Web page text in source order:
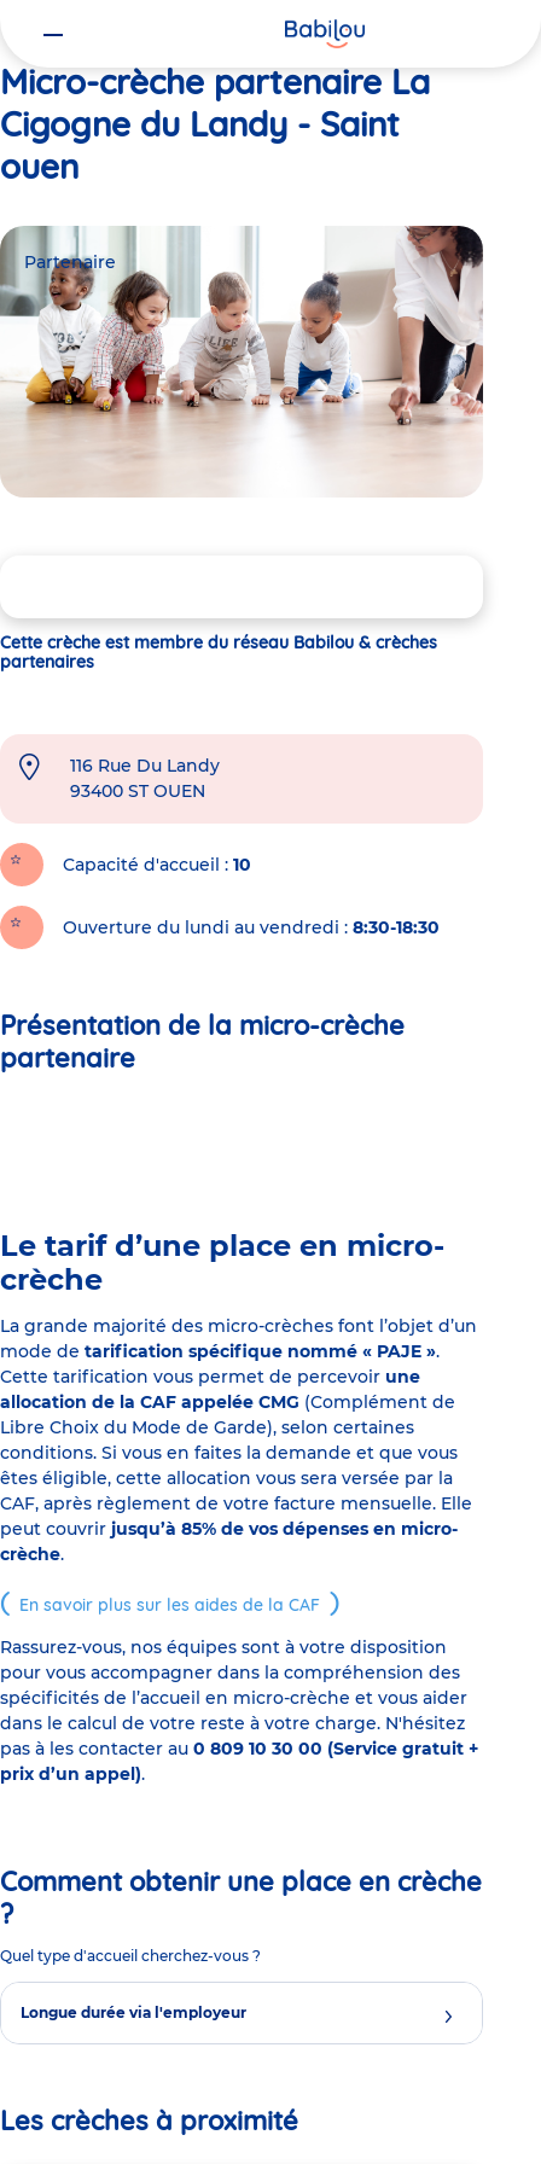
Micro-crèche partenaire La
Cigogne du Landy - Saint
ouen
Partenaire
Cette crèche est membre du réseau Babilou & crèches
partenaires
116 Rue Du Landy
93400 ST OUEN
Capacité d'accueil 10
Ouverture du lundi au vendredi : 8:30-18:30
Présentation de la micro-crèche
partenaire
Le tarif d’une place en micro-
crèche
La grande majorité des micro-crèches font l’objet d’un
mode de tarification spécifique nommé « PAJE ».
Cette tarification vous permet de percevoir une
allocation de la CAF appelée CMG (Complément de
Libre Choix du Mode de Garde), selon certaines
conditions. Si vous en faites la demande et que vous
êtes éligible, cette allocation vous sera versée par la
CAF, après règlement de votre facture mensuelle. Elle
peut couvrir jusqu’à 85% de vos dépenses en micro-
crèche.
En savoir plus sur les aides de la CAF
Rassurez-vous, nos équipes sont à votre disposition
pour vous accompagner dans la compréhension des
spécificités de l’accueil en micro-crèche et vous aider
dans le calcul de votre reste à votre charge. N'hésitez
pas à les contacter au 0 809 10 30 00 (Service gratuit +
prix d’un appel).
Comment obtenir une place en crèche
?
Quel type d'accueil cherchez-vous ?
Longue durée via l'employeur
Les crèches à proximité